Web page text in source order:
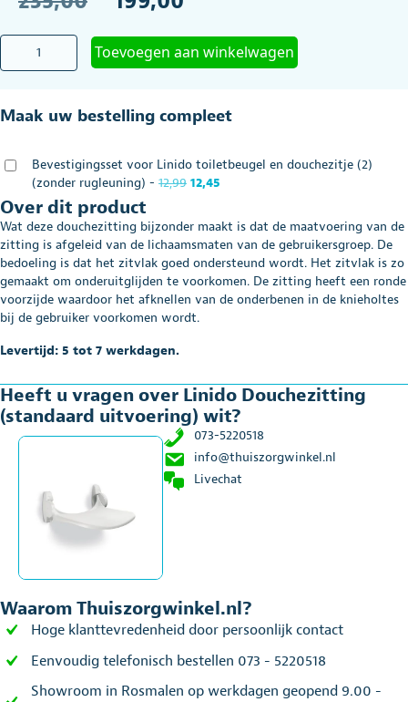
prijs
was:
prijs
is:
Linido
Douchezitting
wit
Toevoegen aan winkelwagen
Maak uw bestelling compleet
Bevestigingsset voor Linido toiletbeugel en douchezitje (2)
(zonder rugleuning) - 12,99 Oorspronkelijke
€12,99.
12,45
is:
Over dit product
Wat deze douchezitting bijzonder maakt is dat de maatvoering van de
zitting is afgeleid van de lichaamsmaten van de gebruikersgroep. De
bedoeling is dat het zitvlak goed ondersteund wordt. Het zitvlak is zo
gemaakt om onderuitglijden te voorkomen. De zitting heeft een ronde
voorzijde waardoor het afknellen van de onderbenen in de knieholtes
bij de gebruiker voorkomen wordt.
Levertijd: 5 tot 7 werkdagen.
Heeft u vragen over Linido Douchezitting
(standaard uitvoering) wit?
073-5220518
info@thuiszorgwinkel.nl
Livechat
Waarom Thuiszorgwinkel.nl?
Hoge klanttevredenheid door persoonlijk contact
Eenvoudig telefonisch bestellen 073 - 5220518
Showroom in Rosmalen op werkdagen geopend 9.00 -